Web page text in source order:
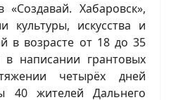
«Создавай. Хабаровск»,
культуры, искусства и
в возрасте от 18 до 35
написании грантовых
четырёх дней
40 жителей Дальнего